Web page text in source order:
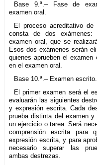
Base 9.ª.– Fase de
examen oral.
El proceso acreditativo
consta de dos
examen oral, que se
Esos dos exámenes serán
quienes aprueben el examen
en el examen oral.
Base 10.ª.– Examen escrito.
El primer examen será el
evaluarán las siguientes
y expresión escrita. Cada
prueba distinta del examen
un ejercicio o tarea. Será
comprensión escrita para
expresión escrita, y para
necesario superar las
ambas destrezas.